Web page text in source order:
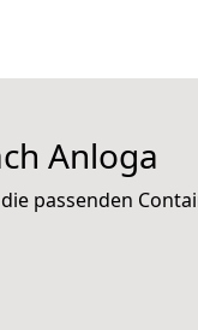
Anloga
passenden